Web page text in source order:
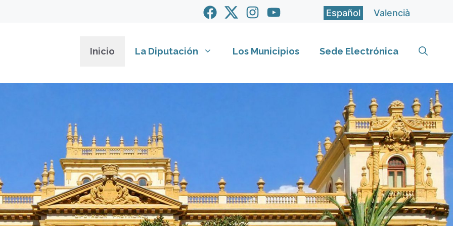
Español Valencià
Inicio La Diputación Los Municipios Sede Electrónica